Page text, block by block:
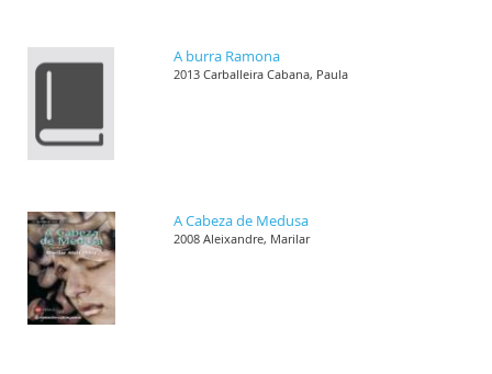
A burra Ramona
2013 Carballeira Cabana, Paula
A Cabeza de Medusa
2008 Aleixandre, Marilar